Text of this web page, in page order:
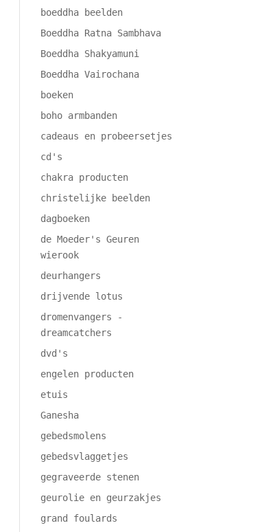
boeddha beelden
Boeddha Ratna Sambhava
Boeddha Shakyamuni
Boeddha Vairochana
boeken
boho armbanden
cadeaus en probeersetjes
cd's
chakra producten
christelijke beelden
dagboeken
de Moeder's Geuren
wierook
deurhangers
drijvende lotus
dromenvangers -
dreamcatchers
dvd's
engelen producten
etuis
Ganesha
gebedsmolens
gebedsvlaggetjes
gegraveerde stenen
geurolie en geurzakjes
grand foulards